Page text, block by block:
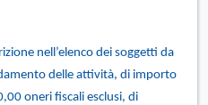
nell’elenco dei soggetti da
delle attività, di importo
oneri fiscali esclusi, di